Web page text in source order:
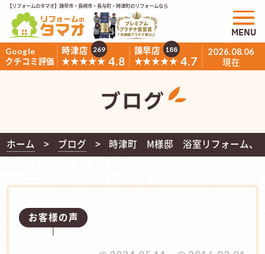
【リフォームのタマオ】諫早市・長崎市・長与町・時津町のリフォームなら
Google
クチコミ評価
時津店
★★★★★ 4.8
269
諫早店
★★★★★ 4.7
188 2026.08.06
現在
MENU
ブログ
ホーム ブログ 時津町 M様邸 浴室リフォーム、
お客様の声